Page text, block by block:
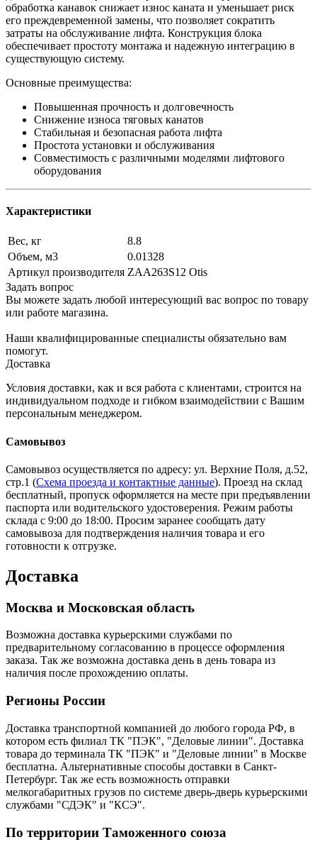
обработка канавок снижает износ каната и уменьшает риск
его преждевременной замены, что позволяет сократить
затраты на обслуживание лифта. Конструкция блока
обеспечивает простоту монтажа и надежную интеграцию в
существующую систему.
Основные преимущества:
Повышенная прочность и долговечность
Снижение износа тяговых канатов
Стабильная и безопасная работа лифта
Простота установки и обслуживания
Совместимость с различными моделями лифтового
оборудования
Характеристики
Вес, кг
8.8
Объем, м3
0.01328
Артикул производителя ZAA263S12 Otis
Задать вопрос
Вы можете задать любой интересующий вас вопрос по товару
или работе магазина.
Наши квалифицированные специалисты обязательно вам
помогут.
Доставка
Условия доставки, как и вся работа с клиентами, строится на
индивидуальном подходе и гибком взаимодействии с Вашим
персональным менеджером.
Самовывоз
Самовывоз осуществляется по адресу: ул. Верхние Поля, д.52,
стр.1 (Схема проезда и контактные данные). Проезд на склад
бесплатный, пропуск оформляется на месте при предъявлении
паспорта или водительского удостоверения. Режим работы
склада с 9:00 до 18:00. Просим заранее сообщать дату
самовывоза для подтверждения наличия товара и его
готовности к отгрузке.
Доставка
Москва и Московская область
Возможна доставка курьерскими службами по
предварительному согласованию в процессе оформления
заказа. Так же возможна доставка день в день товара из
наличия после прохождению оплаты.
Регионы России
Доставка транспортной компанией до любого города РФ, в
котором есть филиал ТК "ПЭК", "Деловые линии". Доставка
товара до терминала ТК "ПЭК" и "Деловые линии" в Москве
бесплатна. Альтернативные способы доставки в Санкт-
Петербург. Так же есть возможность отправки
мелкогабаритных грузов по системе дверь-дверь курьерскими
службами "СДЭК" и "КСЭ".
По территории Таможенного союза